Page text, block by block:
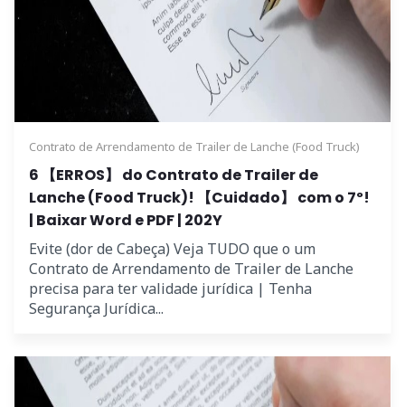
Contrato de Arrendamento de Trailer de Lanche (Food Truck)
6 【ERROS】 do Contrato de Trailer de
Lanche (Food Truck)! 【Cuidado】 com o 7º!
| Baixar Word e PDF | 202Y
Evite (dor de Cabeça) Veja TUDO que o um
Contrato de Arrendamento de Trailer de Lanche
precisa para ter validade jurídica | Tenha
Segurança Jurídica...